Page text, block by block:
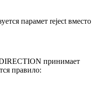
парамет reject вместо
принимает
правило: